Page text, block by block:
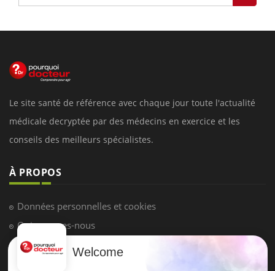
Le site santé de référence avec chaque jour toute l'actualité
médicale decryptée par des médecins en exercice et les
conseils des meilleurs spécialistes.
À PROPOS
Données personnelles et cookies
Qui sommes-nous
Conditions d'utilisation
Welcome